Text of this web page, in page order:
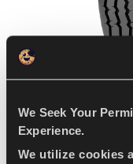
We Seek Your
Experience.
We utilize cookies